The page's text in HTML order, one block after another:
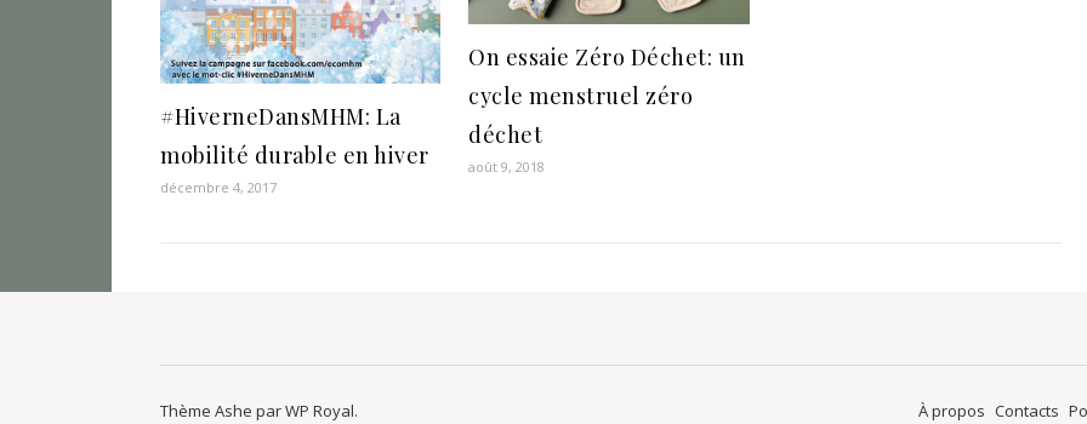
#HiverneDansMHM: La
mobilité durable en hiver
décembre 4, 2017
On essaie Zéro Déchet: un
cycle menstruel zéro
déchet
août 9, 2018
À propos Contacts
Thème Ashe parWP Royal.